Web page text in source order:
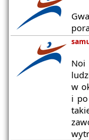
Noi
w
i